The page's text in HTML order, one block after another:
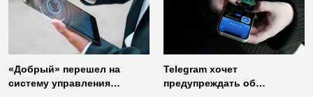
«Добрый» перешел на
систему управления
Telegram хочет
предупреждать об